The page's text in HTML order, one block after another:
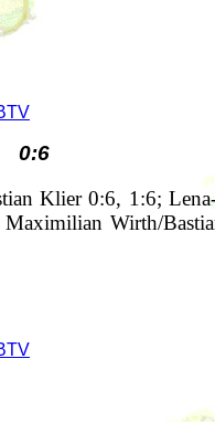
0:6
Klier 0:6, 1:6;
Wirth/